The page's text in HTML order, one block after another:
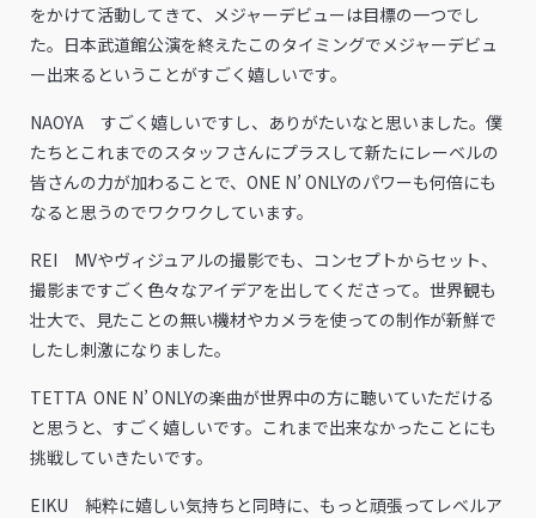
をかけて活動してきて、メジャーデビューは目標の一つでし
た。日本武道館公演を終えたこのタイミングでメジャーデビュ
ー出来るということがすごく嬉しいです。
NAOYA すごく嬉しいですし、ありがたいなと思いました。僕
たちとこれまでのスタッフさんにプラスして新たにレーベルの
皆さんの力が加わることで、ONE N’ ONLYのパワーも何倍にも
なると思うのでワクワクしています。
REI MVやヴィジュアルの撮影でも、コンセプトからセット、
撮影まですごく色々なアイデアを出してくださって。世界観も
壮大で、見たことの無い機材やカメラを使っての制作が新鮮で
したし刺激になりました。
TETTA ONE N’ ONLYの楽曲が世界中の方に聴いていただける
と思うと、すごく嬉しいです。これまで出来なかったことにも
挑戦していきたいです。
EIKU 純粋に嬉しい気持ちと同時に、もっと頑張ってレベルア